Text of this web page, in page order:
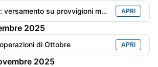
su provvigioni maturate nel 3° trimestre APRI
2025
di Ottobre APRI
2025